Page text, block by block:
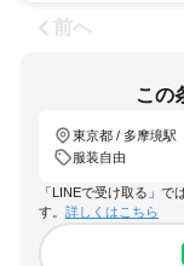
前へ
この
東京都 / 多摩境駅
服装自由
「LINEで受け取る」で
す。 詳しくはこちら